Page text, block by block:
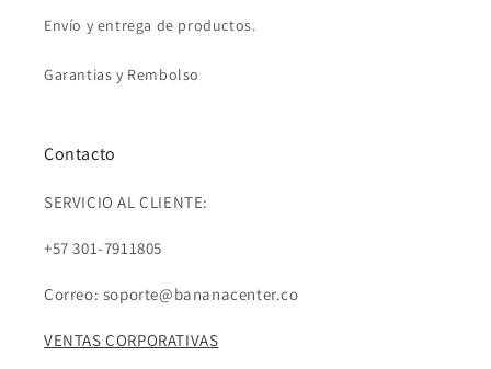
Envío y entrega de productos.
Garantias y Rembolso
Contacto
SERVICIO AL CLIENTE:
+57 301-7911805
Correo: soporte@bananacenter.co
VENTAS CORPORATIVAS